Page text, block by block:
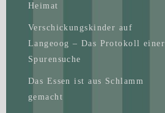
Heimat
Verschickungskinder auf
Langeoog – Das Protokoll einer
Spurensuche
Das Essen ist aus Schlamm
gemacht